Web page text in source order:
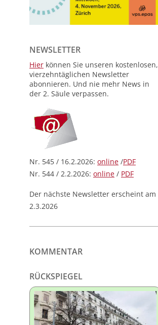
NEWSLETTER
Hier können Sie unseren kostenlosen,
vierzehntäglichen Newsletter
abonnieren. Und nie mehr News in
der 2. Säule verpassen.
Nr. 545 / 16.2.2026: online /PDF
Nr. 544 / 2.2.2026: online / PDF
Der nächste Newsletter erscheint am
2.3.2026
KOMMENTAR
RÜCKSPIEGEL